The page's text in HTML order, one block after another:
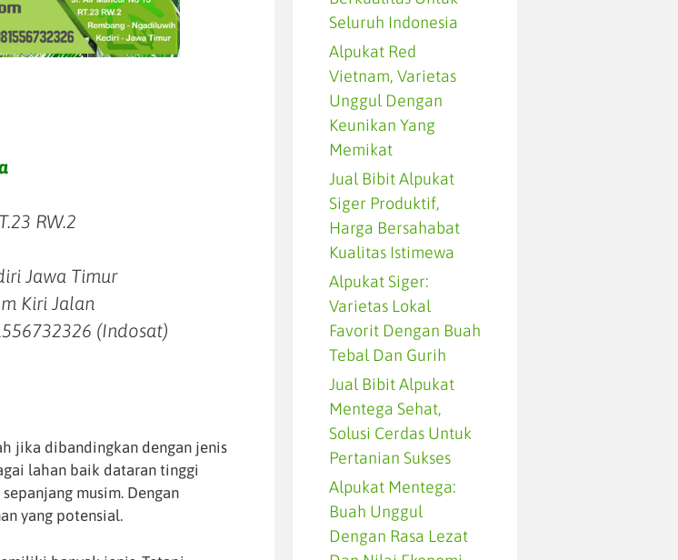
RW.2
Jawa Timur
Kiri Jalan
(Indosat)
jika dibandingkan dengan jenis
lahan baik dataran tinggi
musim. Dengan
yang potensial.
Seluruh Indonesia
Alpukat Red
Vietnam, Varietas
Unggul Dengan
Keunikan Yang
Memikat
Jual Bibit Alpukat
Siger Produktif,
Harga Bersahabat
Kualitas Istimewa
Alpukat Siger:
Varietas Lokal
Favorit Dengan Buah
Tebal Dan Gurih
Jual Bibit Alpukat
Mentega Sehat,
Solusi Cerdas Untuk
Pertanian Sukses
Alpukat Mentega:
Buah Unggul
Dengan Rasa Lezat